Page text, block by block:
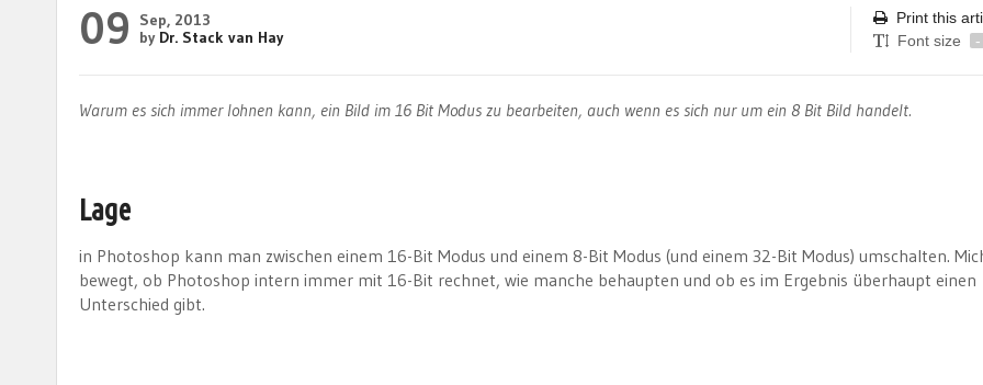
09
Sep, 2013
by Dr. Stack van Hay
Print this
Font size
-
Warum es sich immer lohnen kann, ein Bild im 16 Bit Modus zu bearbeiten, auch wenn es sich nur um ein 8 Bit Bild handelt.
Lage
in Photoshop kann man zwischen einem 16-Bit Modus und einem 8-Bit Modus (und einem 32-Bit Modus) umschalten.
bewegt, ob Photoshop intern immer mit 16-Bit rechnet, wie manche behaupten und ob es im Ergebnis überhaupt einen
Unterschied gibt.